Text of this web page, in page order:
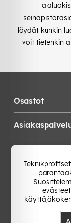
löydät kunkin
voit tietenkin
Osastot
Vaihda Maa